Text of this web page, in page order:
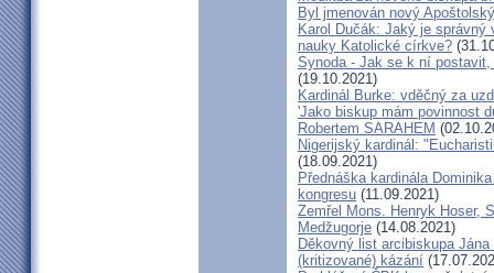
Byl jmenován nový
Karol Dučák: Jaký je
nauky Katolické církve?
Synoda - Jak se k ní
(19.10.2021)
Kardinál Burke: vděčný za
'Jako biskup mám povinnost
Robertem SARAHEM
Nigerijský kardinál:
(18.09.2021)
Přednáška kardinála
kongresu (11.09.2021)
Zemřel Mons. Henryk Hoser,
Medžugorje (14.08.2021)
Děkovný list arcibiskupa
(kritizované) kázání